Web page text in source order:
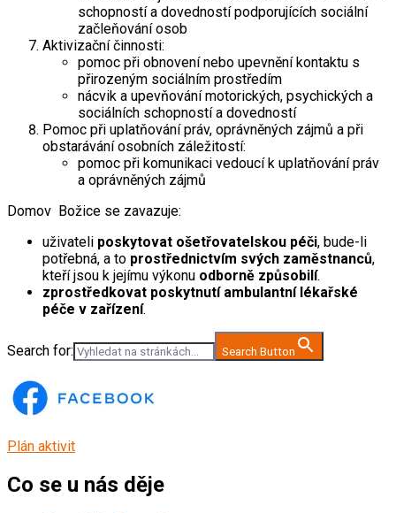
schopností a dovedností podporujících sociální
začleňování osob
Aktivizační činnosti:
pomoc při obnovení nebo upevnění kontaktu s
přirozeným sociálním prostředím
nácvik a upevňování motorických, psychických a
sociálních schopností a dovedností
Pomoc při uplatňování práv, oprávněných zájmů a při
obstarávání osobních záležitostí:
pomoc při komunikaci vedoucí k uplatňování práv
a oprávněných zájmů
Domov Božice se zavazuje:
uživateli poskytovat ošetřovatelskou péči, bude-li
potřebná, a to prostřednictvím svých zaměstnanců,
kteří jsou k jejímu výkonu odborně způsobilí.
zprostředkovat poskytnutí ambulantní lékařské
péče v zařízení.
Search for: Search Button
Plán aktivit
Co se u nás děje